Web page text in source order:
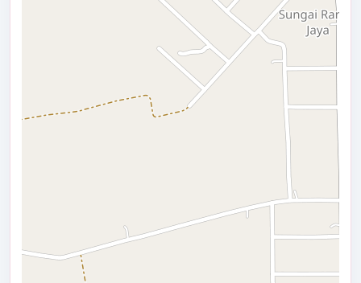
Pangkalan Durin
74184
Alamat Kantor
: Jl. Beringin Nomor 09
Desa Pangkalan Durin
Tidak Ada di Kantor
MELLA FITA SARI
Tidak Ada di Kantor
RISKA YULIANTI